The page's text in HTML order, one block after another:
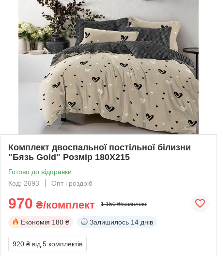
Комплект двоспальної постільної білизни
"Бязь Gold" Розмір 180Х215
Готово до відправки
Код: 2693
Опт і роздріб
970 ₴/комплект 1 150 ₴/комплект
Економія 180 ₴ Залишилось 14 днів
920 ₴ від 5 комплектів